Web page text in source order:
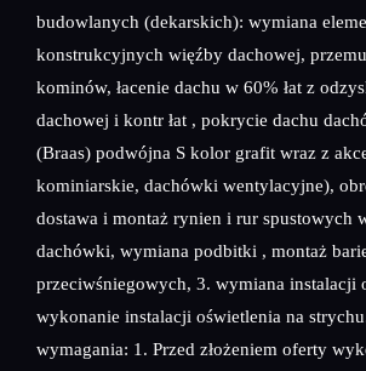
budowlanych (dekarskich): wymiana
konstrukcyjnych więźby dachowej,
kominów, łacenie dachu w 60% łat z
dachowej i kontr łat , pokrycie dachu
(Braas) podwójna S kolor grafit wraz z
kominiarskie, dachówki wentylacyjne),
dostawa i montaż rynien i rur spustowych
dachówki, wymiana podbitki , montaż
przeciwśniegowych, 3. wymiana instalacji
wykonanie instalacji oświetlenia na
wymagania: 1. Przed złożeniem oferty